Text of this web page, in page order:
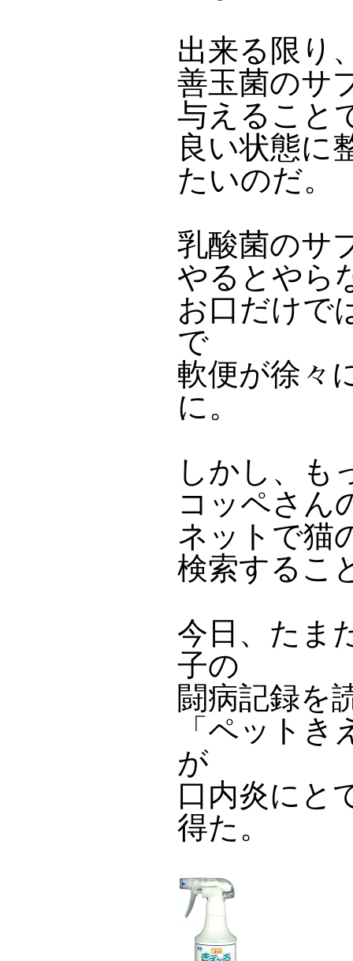
出来る限り
善玉菌のサ
与えること
良い状態に
たいのだ。
乳酸菌のサ
やるとやら
お口だけで
で
軟便が徐々
に。
しかし、も
コッペさん
ネットで猫
検索するこ
今日、たま
子の
闘病記録を
「ペット
が
口内炎にと
得た。